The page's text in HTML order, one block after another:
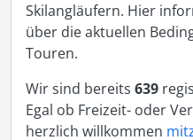
Skilangläufern. Hier
über die aktuellen
Touren.
Wir sind bereits 639
Egal ob Freizeit- oder
herzlich willkommen